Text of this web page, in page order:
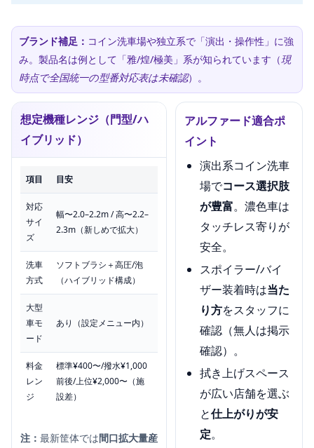
ブランド補足： コイン洗車場や独立系で「演出・操作性」に強
み。製品名は例として「雅/煌/極美」系が知られています（現
時点で全国統一の型番対応表は未確認）。
想定機種レンジ（門型/ハ
イブリッド）
項目 目安
対応
サイ
ズ
幅〜2.0–2.2m / 高〜2.2–
2.3m（新しめで拡大）
洗車
方式
ソフトブラシ＋高圧/泡
（ハイブリッド構成）
大型
車モ
ード
あり（設定メニュー内）
料金
レン
ジ
標準¥400〜/撥水¥1,000
前後/上位¥2,000〜（施
設差）
注： 最新筐体では間口拡大量産
アルファード適合ポ
イント
演出系コイン洗車
場でコース選択肢
が豊富。濃色車は
タッチレス寄りが
安全。
スポイラー/バイ
ザー装着時は当た
り方をスタッフに
確認（無人は掲示
確認）。
拭き上げスペース
が広い店舗を選ぶ
と仕上がりが安
定。